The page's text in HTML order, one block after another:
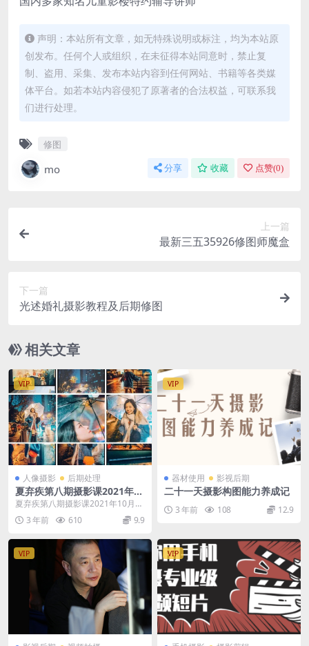
声明：本站所有文章，如无特殊说明或标注，均为本站原
创发布。任何个人或组织，在未征得本站同意时，禁止复
制、盗用、采集、发布本站内容到任何网站、书籍等各类媒
体平台。如若本站内容侵犯了原著者的合法权益，可联系我
们进行处理。
修图
mo 分享 收藏 点赞(0)
上一篇
最新三五35926修图师魔盒
下一篇
光述婚礼摄影教程及后期修图
相关文章
VIP
人像摄影 后期处理
夏弃疾第八期摄影课2021年10
月进阶班
夏弃疾第八期摄影课2021年10月进
阶班 课程介绍 对于古风摄影作品来
说，前期构...
3 年前 610 9.9
VIP
器材使用 影视后期
二十一天摄影构图能力养成记
3 年前 108 12.9
VIP VIP